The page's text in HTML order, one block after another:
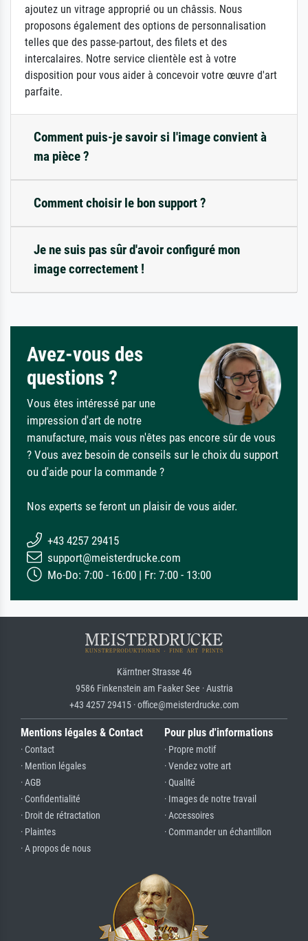
ajoutez un vitrage approprié ou un châssis. Nous
proposons également des options de personnalisation
telles que des passe-partout, des filets et des
intercalaires. Notre service clientèle est à votre
disposition pour vous aider à concevoir votre œuvre d'art
parfaite.
Comment puis-je savoir si l'image convient à
ma pièce ?
Comment choisir le bon support ?
Je ne suis pas sûr d'avoir configuré mon
image correctement !
Avez-vous des
questions ?
Vous êtes intéressé par une
impression d'art de notre
manufacture, mais vous n'êtes pas encore sûr de vous
? Vous avez besoin de conseils sur le choix du support
ou d'aide pour la commande ?
Nos experts se feront un plaisir de vous aider.
+43 4257 29415
support@meisterdrucke.com
Mo-Do: 7:00 - 16:00 | Fr: 7:00 - 13:00
Kärntner Strasse 46
9586 Finkenstein am Faaker See · Austria
+43 4257 29415 · office@meisterdrucke.com
Mentions légales & Contact
· Contact
· Mention légales
· AGB
· Confidentialité
· Droit de rétractation
· Plaintes
· A propos de nous
Pour plus d'informations
· Propre motif
· Vendez votre art
· Qualité
· Images de notre travail
· Accessoires
· Commander un échantillon